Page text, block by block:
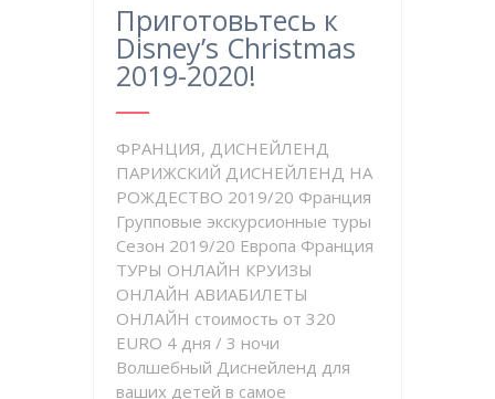
Приготовьтесь к
Disney’s Christmas
2019-2020!
ФРАНЦИЯ, ДИСНЕЙЛЕНД
ПАРИЖСКИЙ ДИСНЕЙЛЕНД НА
РОЖДЕСТВО 2019/20 Франция
Групповые экскурсионные туры
Сезон 2019/20 Европа Франция
ТУРЫ ОНЛАЙН КРУИЗЫ
ОНЛАЙН АВИАБИЛЕТЫ
ОНЛАЙН стоимость от 320
EURO 4 дня / 3 ночи
Волшебный Диснейленд для
ваших детей в самое